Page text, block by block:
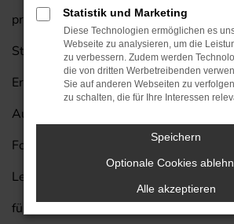
profitieren Sie von unserem
Stuttgart. Wir vom Autohaus am
Erfahrung von mehr als 85 Jahren in der
Automobilbranche in jedes
Folgt man einer Umfragen unter den
Lesern der Zeitschrift „Auto Bild“, so
fünf Mal eines der besten Autohäuser
Statistik und Marketing
Diese Technologien ermöglichen es
Webseite zu analysieren, um die
zu verbessern. Zudem werden
die von dritten Werbetreibenden
Sie auf anderen Webseiten zu
zu schalten, die für Ihre Interessen
Speichern
Optionale Cookies
Alle akzeptieren